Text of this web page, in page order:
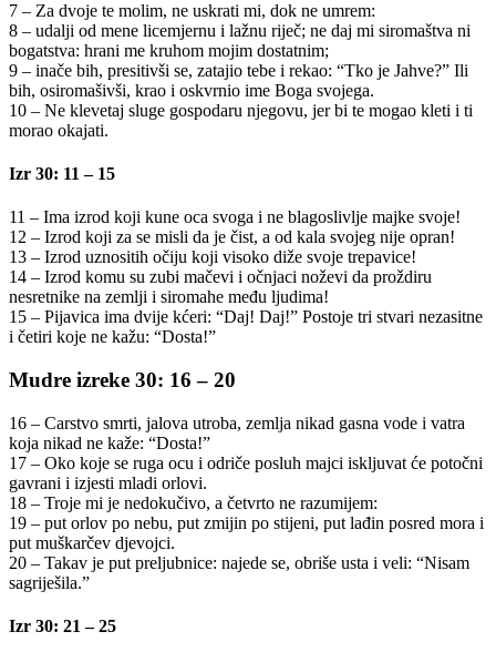
7 – Za dvoje te molim, ne uskrati mi, dok ne umrem:
8 – udalji od mene licemjernu i lažnu riječ; ne daj mi siromaštva ni
bogatstva: hrani me kruhom mojim dostatnim;
9 – inače bih, presitivši se, zatajio tebe i rekao: “Tko je Jahve?” Ili
bih, osiromašivši, krao i oskvrnio ime Boga svojega.
10 – Ne klevetaj sluge gospodaru njegovu, jer bi te mogao kleti i ti
morao okajati.
Izr 30: 11 – 15
11 – Ima izrod koji kune oca svoga i ne blagoslivlje majke svoje!
12 – Izrod koji za se misli da je čist, a od kala svojeg nije opran!
13 – Izrod uznositih očiju koji visoko diže svoje trepavice!
14 – Izrod komu su zubi mačevi i očnjaci noževi da proždiru
nesretnike na zemlji i siromahe među ljudima!
15 – Pijavica ima dvije kćeri: “Daj! Daj!” Postoje tri stvari nezasitne
i četiri koje ne kažu: “Dosta!”
Mudre izreke 30: 16 – 20
16 – Carstvo smrti, jalova utroba, zemlja nikad gasna vode i vatra
koja nikad ne kaže: “Dosta!”
17 – Oko koje se ruga ocu i odriče posluh majci iskljuvat će potočni
gavrani i izjesti mladi orlovi.
18 – Troje mi je nedokučivo, a četvrto ne razumijem:
19 – put orlov po nebu, put zmijin po stijeni, put lađin posred mora i
put muškarčev djevojci.
20 – Takav je put preljubnice: najede se, obriše usta i veli: “Nisam
sagriješila.”
Izr 30: 21 – 25